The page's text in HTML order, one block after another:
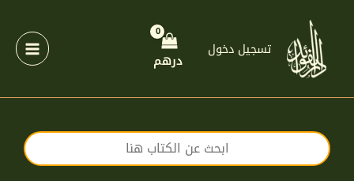
المحتوى
تسجيل دخول
درهم